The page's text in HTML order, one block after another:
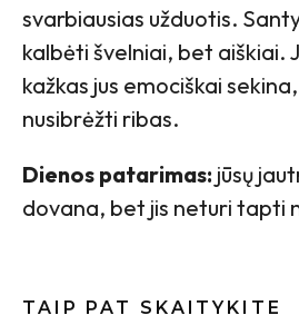
svarbiausias užduotis.
kalbėti švelniai, bet aiškiai.
kažkas jus emociškai
nusibrėžti ribas.
Dienos patarimas: jūsų
dovana, bet jis neturi tapti
TAIP PAT SKAITYKITE